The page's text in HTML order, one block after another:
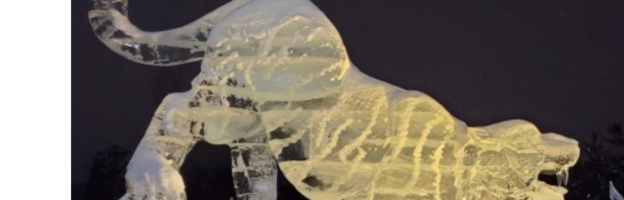
视频
旅游手册
使用条款
关于我们
链接